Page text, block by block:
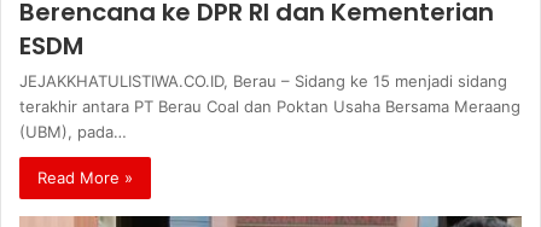
Berencana ke DPR RI dan Kementerian
ESDM
JEJAKKHATULISTIWA.CO.ID, Berau – Sidang ke 15 menjadi sidang
terakhir antara PT Berau Coal dan Poktan Usaha Bersama Meraang
(UBM), pada…
Read More »